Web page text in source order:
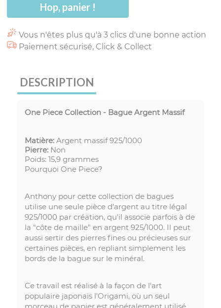
Hop, panier !
Vous n'êtes plus qu'à 3 clics d'une bonne action
Paiement sécurisé, Click & Collect
DESCRIPTION
One Piece Collection - Bague Argent Massif
Matière: Argent massif 925/1000
Pierre: Non
Poids: 15,9 grammes
Pourquoi One Piece?
Anthony pour cette collection de bagues
utilise une seule pièce d'argent au titre légal
925/1000 par création, qu'il associe parfois à de
la "côte de maille" en argent 925/1000. Il peut
aussi sertir des pierres fines ou précieuses sur
certaines pièces, en repliant simplement les
bords de la bague sur le minéral.
Ce travail est réalisé à la façon de l'art
populaire japonais l'Origami, où un seul